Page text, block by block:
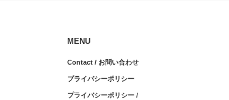
MENU
Contact / お問い合わせ
プライバシーポリシー
プライバシーポリシー /